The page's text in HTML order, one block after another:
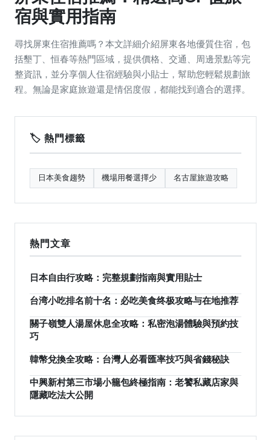
宿與實用指南
尋找屏東住宿推薦嗎？本文詳細介紹屏東各地優質住宿，包
括墾丁、恒春等熱門區域，提供價格、交通、周邊景點等完
整資訊，並分享個人住宿經驗與小貼士，幫助您輕鬆規劃旅
程。無論是家庭旅遊還是情侶度假，都能找到適合的選擇。
🏷️ 熱門標籤
日本美食趨勢 機場用餐選擇少 名古屋旅遊攻略
熱門文章
日本自由行攻略：完整規劃指南與實用貼士
台湾小吃排名前十名：必吃美食终极攻略与在地推荐
關子嶺雙人湯屋休息全攻略：私密泡湯體驗與預約技
巧
韓幣兌換全攻略：台灣人必看匯率技巧與省錢秘訣
中興新村第三市場小籠包終極指南：老饕私藏店家與
隱藏吃法大公開